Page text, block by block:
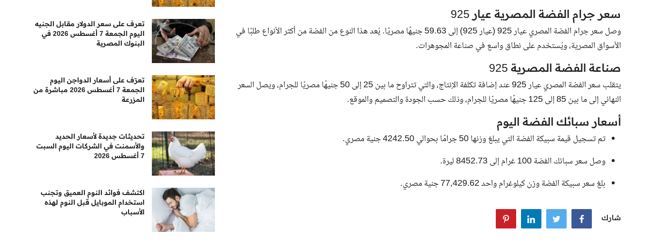
سعر جرام الفضة المصرية عيار 925
وصل سعر جرام الفضة المصري عيار 925 (عيار 925) إلى 59.63 جنيهًا مصريًا. يُعد هذا النوع من الفضة من أكثر الأنواع طلبًا في
الأسواق المصرية، ويُستخدم على نطاق واسع في صناعة المجوهرات.
صناعة الفضة المصرية 925
يتقلب سعر الفضة المصري عيار 925 عند إضافة تكلفة الإنتاج، والتي تتراوح ما بين 25 إلى 50 جنيهًا مصريًا للجرام، ويصل السعر
النهائي إلى ما بين 85 إلى 125 جنيهًا مصريًا للجرام، وذلك حسب الجودة والتصميم والموقع.
أسعار سبائك الفضة اليوم
تم تسجيل قيمة سبيكة الفضة التي يبلغ وزنها 50 جرامًا بحوالي 4242.50 جنية مصري.
وصل سعر سبائك الفضة 100 غرام إلى 8452.73 ليرة.
بلغ سعر سبيكة الفضة وزن كيلوغرام واحد 77,429.62 جنية مصري.
شارك
تعرف على سعر الدولار مقابل الجنيه
اليوم الجمعة 7 أغسطس 2026 في
البنوك المصرية
تعرّف على أسعار الدواجن اليوم
الجمعة 7 أغسطس 2026 مباشرة من
المزرعة
تحديثات جديدة لأسعار الحديد
والأسمنت في الشركات اليوم السبت
7 أغسطس 2026
اكتشف فوائد النوم العميق وتجنب
استخدام الموبايل قبل النوم لهذه
الأسباب